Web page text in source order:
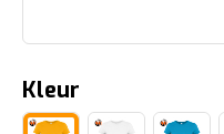
Kleur